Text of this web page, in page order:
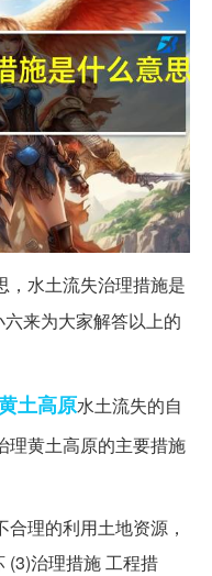
，水土流失治理措施是
来为大家解答以上的
土高原水土流失的自
理黄土高原的主要措施
理的利用土地资源，
(3)治理措施 工程措